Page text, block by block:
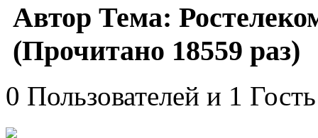
Автор Тема:
(Прочитано 18559 раз)
0 Пользователей и 1